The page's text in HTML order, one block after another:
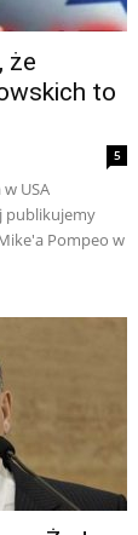
że
to
5
USA
publikujemy
Pompeo w